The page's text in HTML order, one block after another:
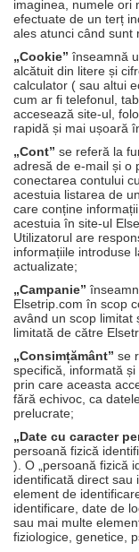
imaginea, numele ori
efectuate de un terț
ales atunci când sunt
„Cookie” înseamnă
alcătuit din litere și
calculator ( sau altui
cum ar fi telefonul,
accesează site-ul,
rapidă și mai ușoară
„Cont” se referă la
adresă de e-mail și o
conectarea contului
acestuia listarea de
care conține
acestuia în site-ul
Utilizatorul are
informațiile introduse
actualizate;
„Campanie”
Elsetrip.com în scop
având un scop limitat
limitată de către
„Consimțământ” se
specifică, informată
prin care aceasta
fără echivoc, ca
prelucrate;
„Date cu caracter
persoană fizică
). O „persoană fizică
identificată direct sau
element de
identificare, date de
sau mai multe
fiziologice, genetice,